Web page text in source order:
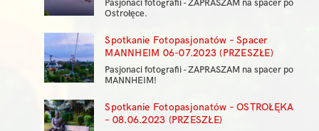
Pasjonaci fotografii - ZAPRASZAM na spacer po
Ostrołęce.
Spotkanie Fotopasjonatów – Spacer
MANNHEIM 06-07.2023 (PRZESZŁE)
Pasjonaci fotografii - ZAPRASZAM na spacer po
MANNHEIM!
Spotkanie Fotopasjonatów – OSTROŁĘKA
– 08.06.2023 (PRZESZŁE)